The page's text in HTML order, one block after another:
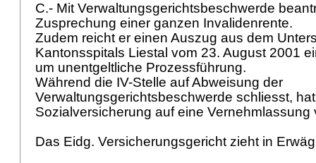
C.- Mit Verwaltungsgerichtsbeschwerde
Zusprechung einer ganzen Invalidenrente.
Zudem reicht er einen Auszug aus dem
Kantonsspitals Liestal vom 23. August 2001
um unentgeltliche Prozessführung.
Während die IV-Stelle auf Abweisung der
Verwaltungsgerichtsbeschwerde schliesst,
Sozialversicherung auf eine
Das Eidg. Versicherungsgericht zieht in